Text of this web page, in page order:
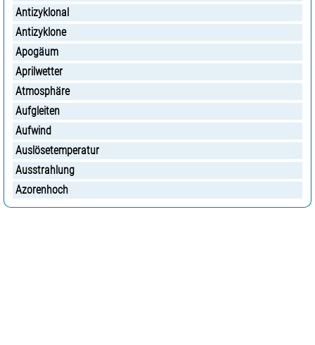
Antizyklonal
Antizyklone
Apogäum
Aprilwetter
Atmosphäre
Aufgleiten
Aufwind
Auslösetemperatur
Ausstrahlung
Azorenhoch